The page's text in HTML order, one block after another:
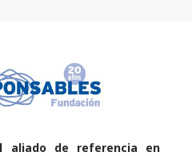
aliado de referencia en